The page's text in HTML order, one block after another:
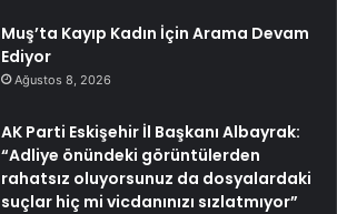
Muş’ta Kayıp Kadın İçin Arama Devam
Ediyor
Ağustos 8, 2026
AK Parti Eskişehir İl Başkanı Albayrak:
“Adliye önündeki görüntülerden
rahatsız oluyorsunuz da dosyalardaki
suçlar hiç mi vicdanınızı sızlatmıyor”